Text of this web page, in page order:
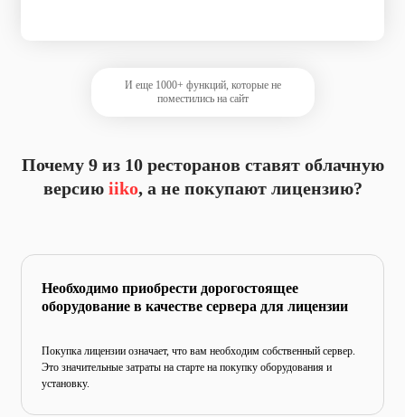
И еще 1000+ функций, которые не
поместились на сайт
Почему 9 из 10 ресторанов ставят облачную
версию iiko, а не покупают лицензию?
Необходимо приобрести дорогостоящее
оборудование в качестве сервера для лицензии
Покупка лицензии означает, что вам необходим собственный сервер.
Это значительные затраты на старте на покупку оборудования и
установку.